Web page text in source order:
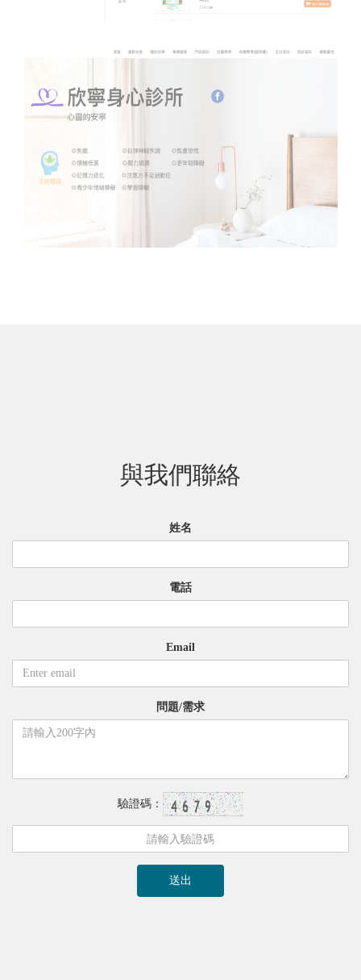
欣寧身心診所
心靈的安寧
與我們聯絡
姓名
電話
Email
問題/需求
驗證碼：